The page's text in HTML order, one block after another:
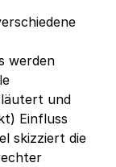
werden
und
Einfluss
skizziert die